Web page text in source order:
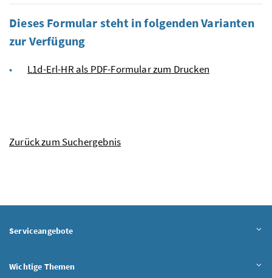
Dieses Formular steht in folgenden Varianten
zur Verfügung
L1d-Erl-HR als PDF-Formular zum Drucken
Zurück zum Suchergebnis
Serviceangebote
Wichtige Themen